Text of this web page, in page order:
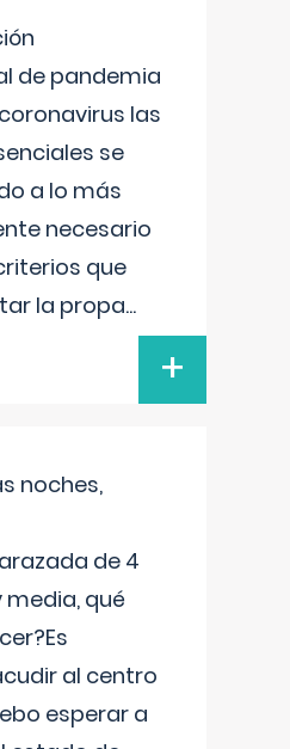
de pandemia
las
se
a lo más
necesario
que
la propa...
+
noches,
de 4
qué
al centro
esperar a